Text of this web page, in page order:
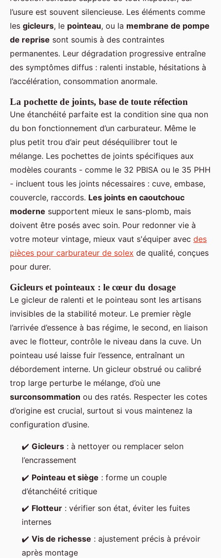
l’usure est souvent silencieuse. Les éléments comme
les gicleurs, le pointeau, ou la membrane de pompe
de reprise sont soumis à des contraintes
permanentes. Leur dégradation progressive entraîne
des symptômes diffus : ralenti instable, hésitations à
l’accélération, consommation anormale.
La pochette de joints, base de toute réfection
Une étanchéité parfaite est la condition sine qua non
du bon fonctionnement d’un carburateur. Même le
plus petit trou d’air peut déséquilibrer tout le
mélange. Les pochettes de joints spécifiques aux
modèles courants - comme le 32 PBISA ou le 35 PHH
- incluent tous les joints nécessaires : cuve, embase,
couvercle, raccords. Les joints en caoutchouc
moderne supportent mieux le sans-plomb, mais
doivent être posés avec soin. Pour redonner vie à
votre moteur vintage, mieux vaut s'équiper avec des
pièces pour carburateur de solex de qualité, conçues
pour durer.
Gicleurs et pointeaux : le cœur du dosage
Le gicleur de ralenti et le pointeau sont les artisans
invisibles de la stabilité moteur. Le premier règle
l’arrivée d’essence à bas régime, le second, en liaison
avec le flotteur, contrôle le niveau dans la cuve. Un
pointeau usé laisse fuir l’essence, entraînant un
débordement interne. Un gicleur obstrué ou calibré
trop large perturbe le mélange, d’où une
surconsommation ou des ratés. Respecter les cotes
d’origine est crucial, surtout si vous maintenez la
configuration d’usine.
✔️ Gicleurs : à nettoyer ou remplacer selon
l’encrassement
✔️ Pointeau et siège : forme un couple
d’étanchéité critique
✔️ Flotteur : vérifier son état, éviter les fuites
internes
✔️ Vis de richesse : ajustement précis à prévoir
après montage